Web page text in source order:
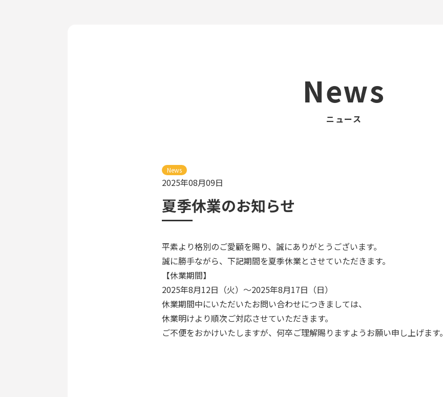
News
ニュース
News
2025年08月09日
夏季休業のお知らせ
平素より格別のご愛顧を賜り、誠にありがとうございます。
誠に勝手ながら、下記期間を夏季休業とさせていただきます。
【休業期間】
2025年8月12日（火）～2025年8月17日（日）
休業期間中にいただいたお問い合わせにつきましては、
休業明けより順次ご対応させていただきます。
ご不便をおかけいたしますが、何卒ご理解賜りますようお願い申し上げます。